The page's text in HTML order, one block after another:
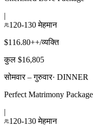
|
120-130 मेहमान
$116.80++/व्यक्ति
कुल $16,805
सोमवार – गुरुवार· DINNER
Perfect Matrimony Package
|
120-130 मेहमान